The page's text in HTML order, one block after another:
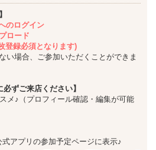
のログイン
ロード
登録必須となります)
場合、ご参加いただくことができま
必ずご来店ください】
メ♪（プロフィール確認・編集が可能
アプリの参加予定ページに表示♪